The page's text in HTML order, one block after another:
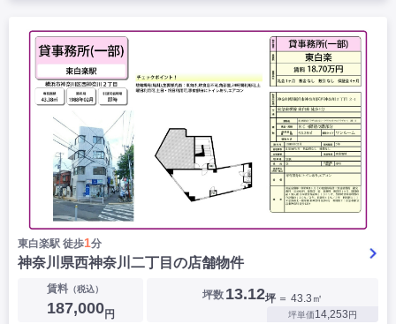
東白楽駅 徒歩1分
神奈川県西神奈川二丁目の店舗物件
賃料（税込）
187,000円
坪数 13.12坪 ＝ 43.3㎡
坪単価14,253円